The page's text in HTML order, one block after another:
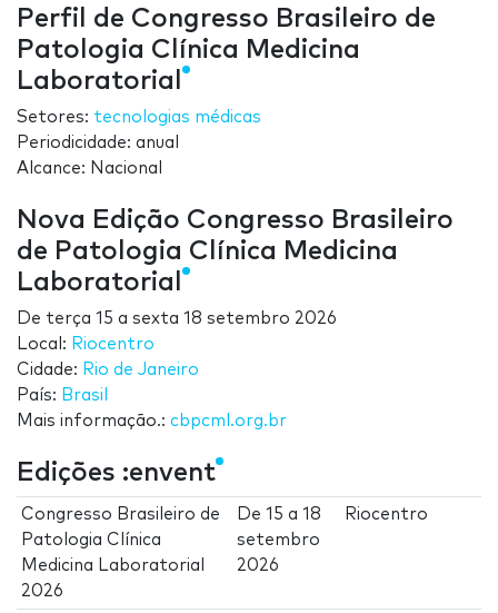
Perfil de Congresso Brasileiro de
Patologia Clínica Medicina
Laboratorial
Setores: tecnologias médicas
Periodicidade: anual
Alcance: Nacional
Nova Edição Congresso Brasileiro
de Patologia Clínica Medicina
Laboratorial
De terça 15 a sexta 18 setembro 2026
Local: Riocentro
Cidade: Rio de Janeiro
País: Brasil
Mais informação.: cbpcml.org.br
Edições :envent
Congresso Brasileiro de
Patologia Clínica
Medicina Laboratorial
2026
De15 a18
setembro
2026
Riocentro